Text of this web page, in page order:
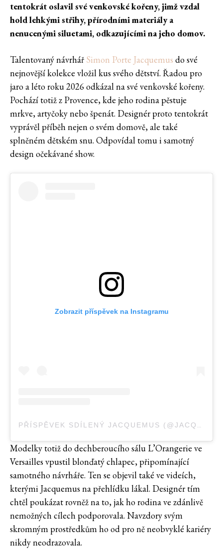
tentokrát oslavil své venkovské kořeny, jimž vzdal
hold lehkými střihy, přírodními materiály a
nenucenými siluetami, odkazujícími na jeho domov.
Talentovaný návrhář Simon Porte Jacquemus do své
nejnovější kolekce vložil kus svého dětství. Řadou pro
jaro a léto roku 2026 odkázal na své venkovské kořeny.
Pochází totiž z Provence, kde jeho rodina pěstuje
mrkve, artyčoky nebo špenát. Designér proto tentokrát
vyprávěl příběh nejen o svém domově, ale také
splněném dětském snu. Odpovídal tomu i samotný
design očekávané show.
Zobrazit příspěvek na Instagramu
PŘÍSPĚVEK SDÍLENÝ JACQUEMUS (@JACQUEMUS)
Modelky totiž do dechberoucího sálu L’Orangerie ve
Versailles vpustil blonďatý chlapec, připomínající
samotného návrháře. Ten se objevil také ve videích,
kterými Jacquemus na přehlídku lákal. Designér tím
chtěl poukázat rovněž na to, jak ho rodina ve zdánlivě
nemožných cílech podporovala. Navzdory svým
skromným prostředkům ho od pro ně neobvyklé kariéry
nikdy neodrazovala.